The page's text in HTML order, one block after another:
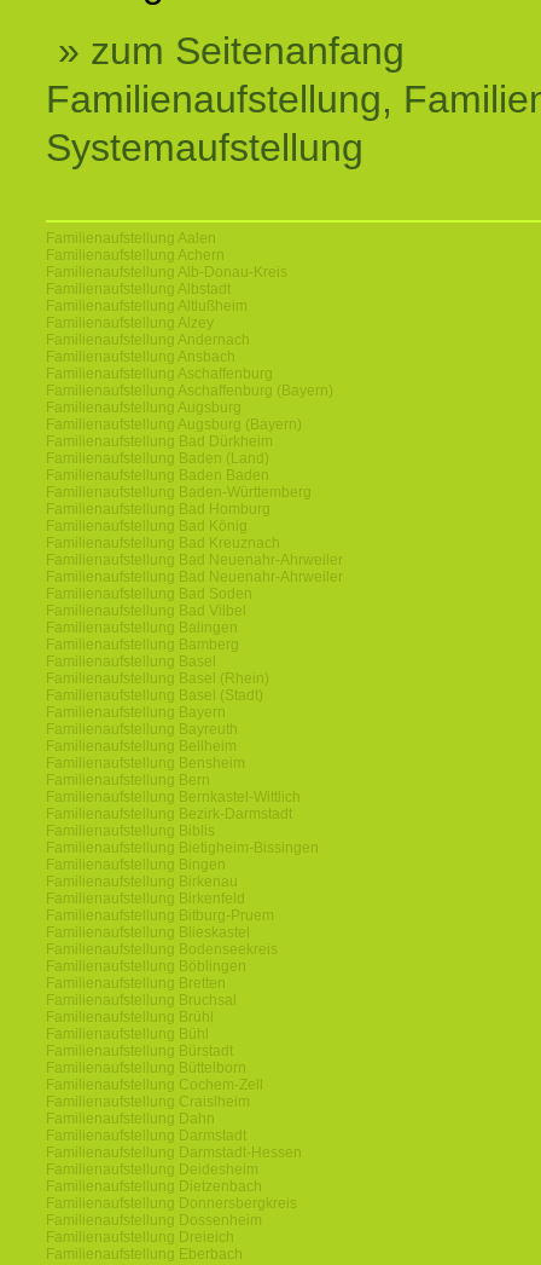
» zum Seitenanfang
Familienaufstellung,
Systemaufstellung
Familienaufstellung Aalen
Familienaufstellung Achern
Familienaufstellung Alb-Donau-Kreis
Familienaufstellung Albstadt
Familienaufstellung Altlußheim
Familienaufstellung Alzey
Familienaufstellung Andernach
Familienaufstellung Ansbach
Familienaufstellung Aschaffenburg
Familienaufstellung Aschaffenburg (Bayern)
Familienaufstellung Augsburg
Familienaufstellung Augsburg (Bayern)
Familienaufstellung Bad Dürkheim
Familienaufstellung Baden (Land)
Familienaufstellung Baden Baden
Familienaufstellung Baden-Württemberg
Familienaufstellung Bad Homburg
Familienaufstellung Bad König
Familienaufstellung Bad Kreuznach
Familienaufstellung Bad Neuenahr-Ahrweiler
Familienaufstellung Bad Neuenahr-Ahrweiler
Familienaufstellung Bad Soden
Familienaufstellung Bad Vilbel
Familienaufstellung Balingen
Familienaufstellung Bamberg
Familienaufstellung Basel
Familienaufstellung Basel (Rhein)
Familienaufstellung Basel (Stadt)
Familienaufstellung Bayern
Familienaufstellung Bayreuth
Familienaufstellung Bellheim
Familienaufstellung Bensheim
Familienaufstellung Bern
Familienaufstellung Bernkastel-Wittlich
Familienaufstellung Bezirk-Darmstadt
Familienaufstellung Biblis
Familienaufstellung Bietigheim-Bissingen
Familienaufstellung Bingen
Familienaufstellung Birkenau
Familienaufstellung Birkenfeld
Familienaufstellung Bitburg-Pruem
Familienaufstellung Blieskastel
Familienaufstellung Bodenseekreis
Familienaufstellung Böblingen
Familienaufstellung Bretten
Familienaufstellung Bruchsal
Familienaufstellung Brühl
Familienaufstellung Bühl
Familienaufstellung Bürstadt
Familienaufstellung Büttelborn
Familienaufstellung Cochem-Zell
Familienaufstellung Craislheim
Familienaufstellung Dahn
Familienaufstellung Darmstadt
Familienaufstellung Darmstadt-Hessen
Familienaufstellung Deidesheim
Familienaufstellung Dietzenbach
Familienaufstellung Donnersbergkreis
Familienaufstellung Dossenheim
Familienaufstellung Dreieich
Familienaufstellung Eberbach